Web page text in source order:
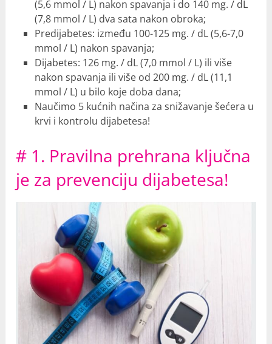
(5,6 mmol / L) nakon spavanja i do 140 mg. / dL
(7,8 mmol / L) dva sata nakon obroka;
Predijabetes: između 100-125 mg. / dL (5,6-7,0
mmol / L) nakon spavanja;
Dijabetes: 126 mg. / dL (7,0 mmol / L) ili više
nakon spavanja ili više od 200 mg. / dL (11,1
mmol / L) u bilo koje doba dana;
Naučimo 5 kućnih načina za snižavanje šećera u
krvi i kontrolu dijabetesa!
# 1. Pravilna prehrana ključna
je za prevenciju dijabetesa!